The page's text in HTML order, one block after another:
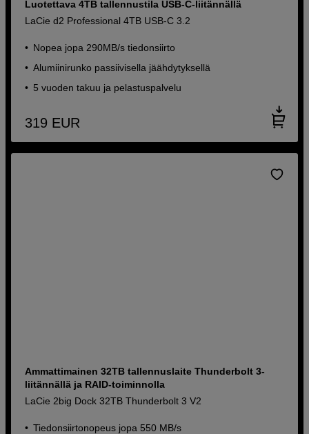
Luotettava 4TB tallennustila USB-C-liitännällä
LaCie d2 Professional 4TB USB-C 3.2
Nopea jopa 290MB/s tiedonsiirto
Alumiinirunko passiivisella jäähdytyksellä
5 vuoden takuu ja pelastuspalvelu
319 EUR
Ammattimainen 32TB tallennuslaite Thunderbolt 3-
liitännällä ja RAID-toiminnolla
LaCie 2big Dock 32TB Thunderbolt 3 V2
Tiedonsiirtonopeus jopa 550 MB/s